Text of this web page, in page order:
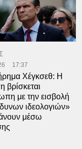
17:37
Χέγκσεθ: Η
βρίσκεται
με την εισβολή
ιδεολογιών»
μέσω